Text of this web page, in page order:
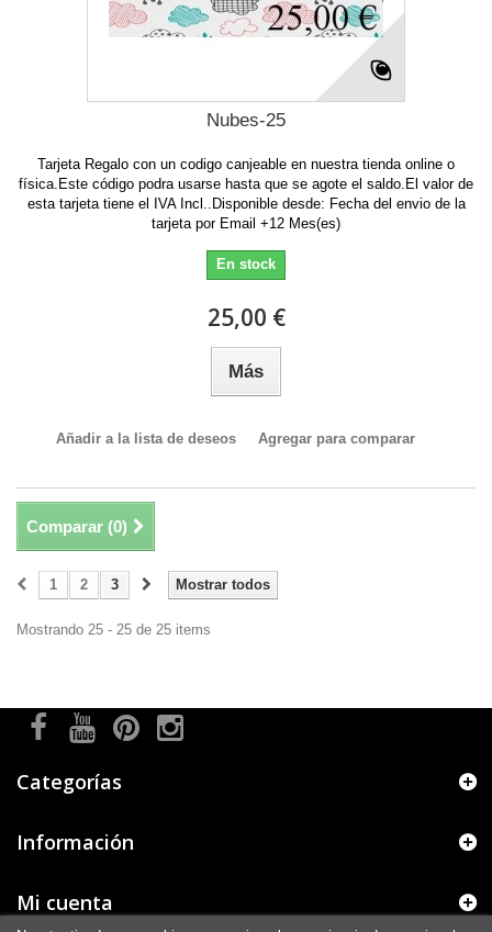
Nubes-25
Tarjeta Regalo con un codigo canjeable en nuestra tienda online o
física.Este código podra usarse hasta que se agote el saldo.El valor de
esta tarjeta tiene el IVA Incl..Disponible desde: Fecha del envio de la
tarjeta por Email +12 Mes(es)
En stock
25,00 €
Más
Añadir a la lista de deseos Agregar para comparar
Comparar (0)
Mostrar todos
1 2 3
Mostrando 25 - 25 de 25 items
Categorías
Información
Mi cuenta